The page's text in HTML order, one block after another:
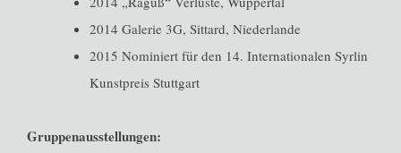
2014 Galerie 3G, Sittard, Niederlande
2015 Nominiert für den 14. Internationalen Syrlin
Kunstpreis Stuttgart
Gruppenausstellungen: